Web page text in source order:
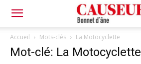
Bonnet
d'âne
Accueil Mots-clés La Motocyclette
Mot-clé: La Motocyclette